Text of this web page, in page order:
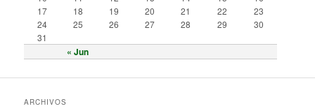
« Jun
17
18 19 20 21 22
23
24
25 26 27 28 29
30
31
ARCHIVOS